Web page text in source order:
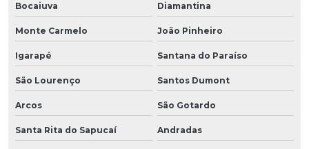
Bocaiuva Diamantina
Monte Carmelo João Pinheiro
Igarapé Santana do Paraíso
São Lourenço Santos Dumont
Arcos São Gotardo
Santa Rita do Sapucaí Andradas